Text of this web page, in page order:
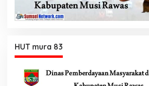
HUT mura 83